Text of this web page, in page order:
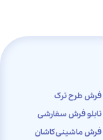
فرش طرح ترک
تابلو فرش سفارشی
فرش ماشینی کاشان